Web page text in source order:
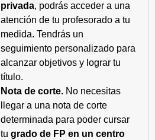
privada, podrás acceder a una
atención de tu profesorado a tu
medida. Tendrás un
seguimiento personalizado para
alcanzar objetivos y lograr tu
título.
Nota de corte. No necesitas
llegar a una nota de corte
determinada para poder cursar
tu grado de FP en un centro